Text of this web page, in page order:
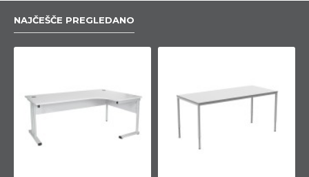
NAJČEŠČE PREGLEDANO